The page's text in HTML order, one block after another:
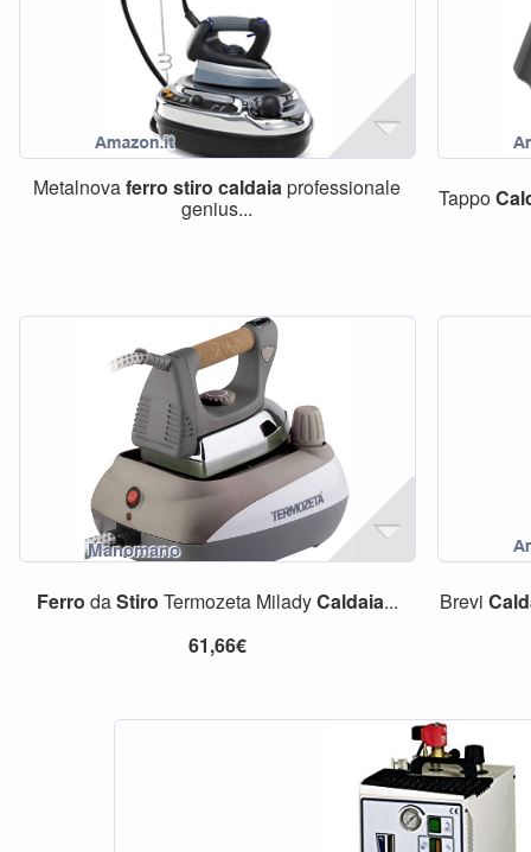
Metalnovaferro stiro caldaiaprofessionale
genius... Tappo
Ferro daStiro Termozeta MiladyCaldaia...
61,66€
Brevi